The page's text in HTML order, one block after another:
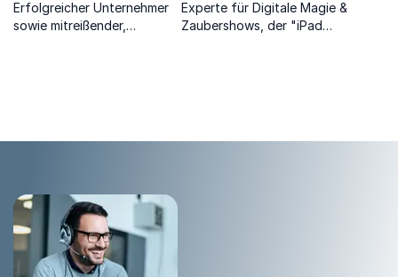
Erfolgreicher Unternehmer
sowie mitreißender,
Experte für Digitale Magie &
Zaubershows, der "iPad